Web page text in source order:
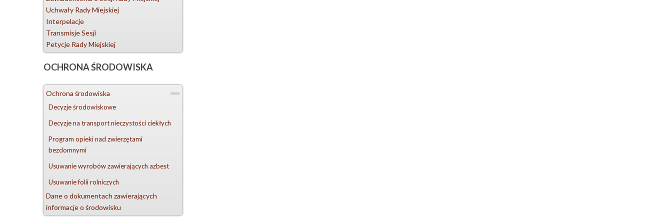
Uchwały Rady Miejskiej
Interpelacje
Transmisje Sesji
Petycje Rady Miejskiej
OCHRONAŚRODOWISKA
Ochrona środowiska
Decyzje środowiskowe
Decyzje na transport nieczystości ciekłych
Program opieki nad zwierzętami
bezdomnymi
Usuwanie wyrobów zawierających azbest
Usuwanie folii rolniczych
Dane o dokumentach zawierających
informacje o środowisku